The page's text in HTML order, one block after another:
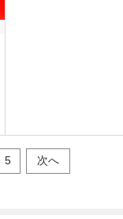
5 次へ